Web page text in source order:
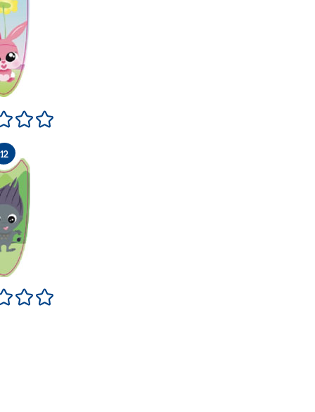
Excellent
Très bien
Neutre
si bien
Excellent
Très bien
Neutre
si bien